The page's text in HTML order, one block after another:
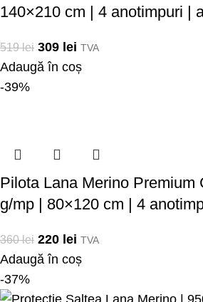
140×210 cm | 4 anotimpuri |
519lei 309 lei TVA
Adaugă în coș
-39%
Pilota Lana Merino Premium
g/mp | 80×120 cm | 4
360lei 220 lei TVA
Adaugă în coș
-37%